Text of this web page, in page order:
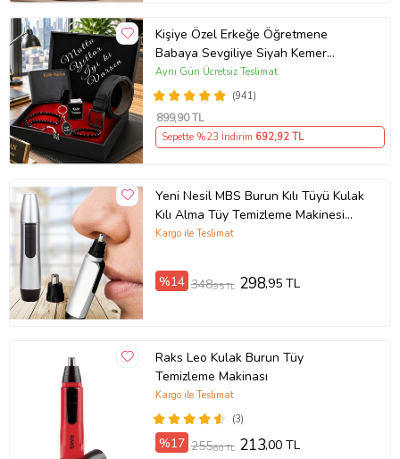
Kişiye Özel Erkeğe Öğretmene
Babaya Sevgiliye Siyah Kemer
Cüzdan Çakmak Seti Hediye Seti
(941)
Aynı Gün Ücretsiz Teslimat
899,90 TL
Sepette %23 İndirim 692,92 TL
Yeni Nesil MBS Burun Kılı Tüyü Kulak
Kılı Alma Tüy Temizleme Makinesi
Kablosuz
Kargo ile Teslimat
%14 348,95 TL 298,95 TL
Raks Leo Kulak Burun Tüy
Temizleme Makinası
(3)
Kargo ile Teslimat
%17 255,60 TL 213,00 TL